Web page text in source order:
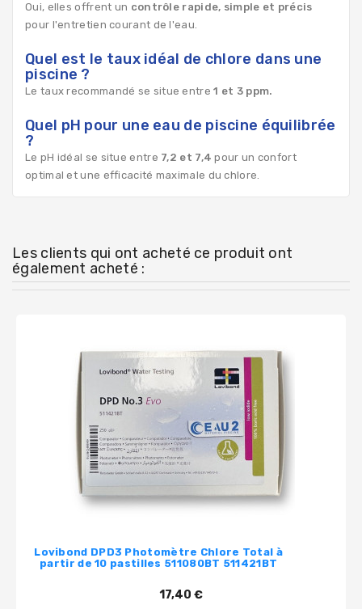
Oui, elles offrent un contrôle rapide, simple et précis
pour l'entretien courant de l'eau.
Quel est le taux idéal de chlore dans une
piscine ?
Le taux recommandé se situe entre1 et 3 ppm.
Quel pH pour une eau de piscine équilibrée
?
Le pH idéal se situe entre 7,2 et 7,4 pour un confort
optimal et une efficacité maximale du chlore.
Les clients qui ont acheté ce produit ont
également acheté :
Lovibond DPD3 Photomètre Chlore Total à
partir de 10 pastilles 511080BT 511421BT
17,40 €